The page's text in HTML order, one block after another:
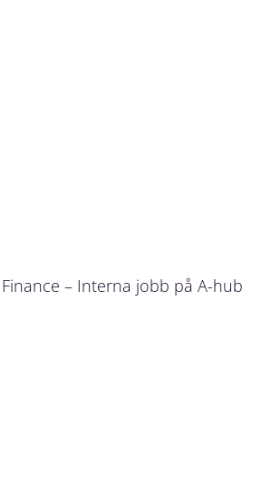
– Interna jobb på A-hub